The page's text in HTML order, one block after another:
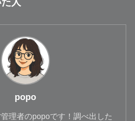
popo
理者のpopoです！調べ出した